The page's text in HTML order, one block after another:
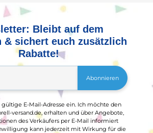
Bleibt auf dem
& sichert euch zusätzlich
Rabatte!
Abonnieren
E-Mail-Adresse ein. Ich möchte den
versand.de, erhalten und über Angebote,
des Verkäufers per E-Mail informiert
kann jederzeit mit Wirkung für die